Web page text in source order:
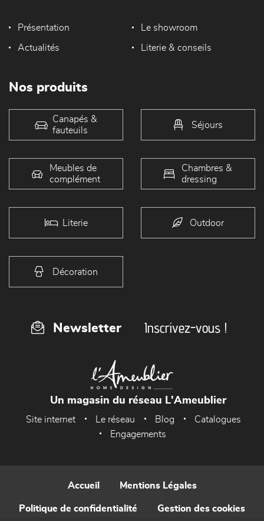
Présentation Le showroom
Actualités Literie & conseils
Nos produits
Canapés &
fauteuils
Séjours
Meubles de
complément
Chambres &
dressing
Literie Outdoor
Décoration
Newsletter Inscrivez-vous !
Un magasin du réseau L'Ameublier
Site internet Le réseau Blog
Catalogues
Engagements
Accueil Mentions Légales
Politique de confidentialité Gestion des cookies